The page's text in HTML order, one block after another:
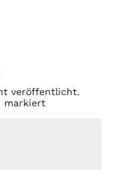
veröffentlicht.
markiert